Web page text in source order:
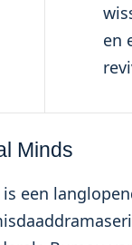
en
Minds
een